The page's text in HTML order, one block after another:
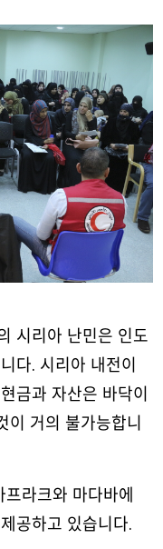
시리아 난민은 인도
다. 시리아 내전이
금과 자산은 바닥이
이 거의 불가능합니
라크와 마다바에
공하고 있습니다.